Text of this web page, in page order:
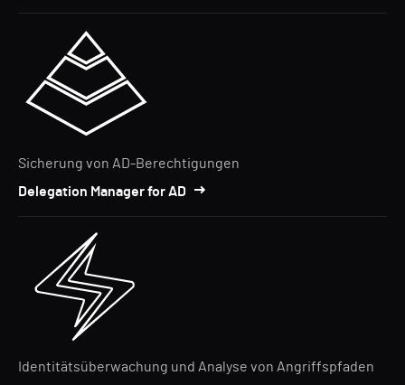
Sicherung von AD-Berechtigungen
Delegation Manager for AD
Identitätsüberwachung und Analyse von Angriffspfaden